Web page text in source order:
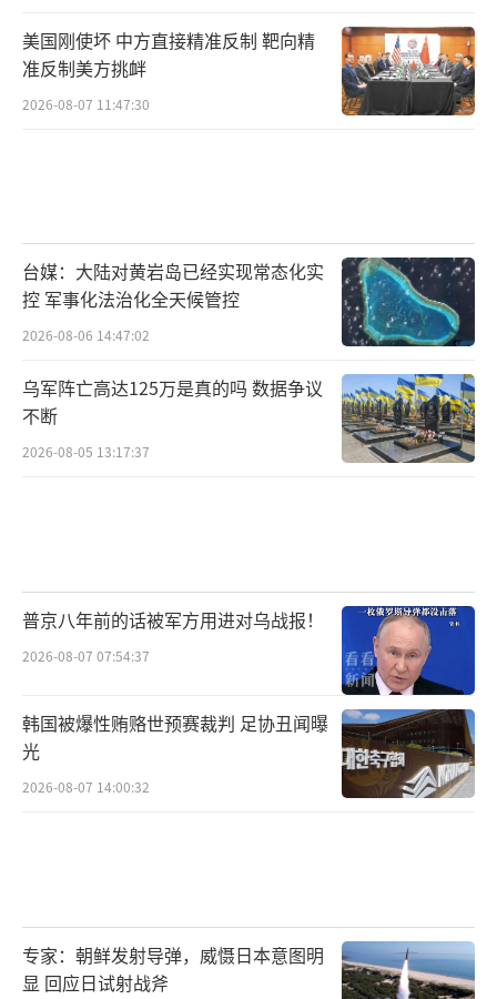
美国刚使坏 中方直接精准反制 靶向精
准反制美方挑衅
2026-08-07 11:47:30
台媒：大陆对黄岩岛已经实现常态化实
控 军事化法治化全天候管控
2026-08-06 14:47:02
乌军阵亡高达125万是真的吗 数据争议
不断
2026-08-05 13:17:37
普京八年前的话被军方用进对乌战报！
2026-08-07 07:54:37
韩国被爆性贿赂世预赛裁判 足协丑闻曝
光
2026-08-07 14:00:32
专家：朝鲜发射导弹，威慑日本意图明
显 回应日试射战斧